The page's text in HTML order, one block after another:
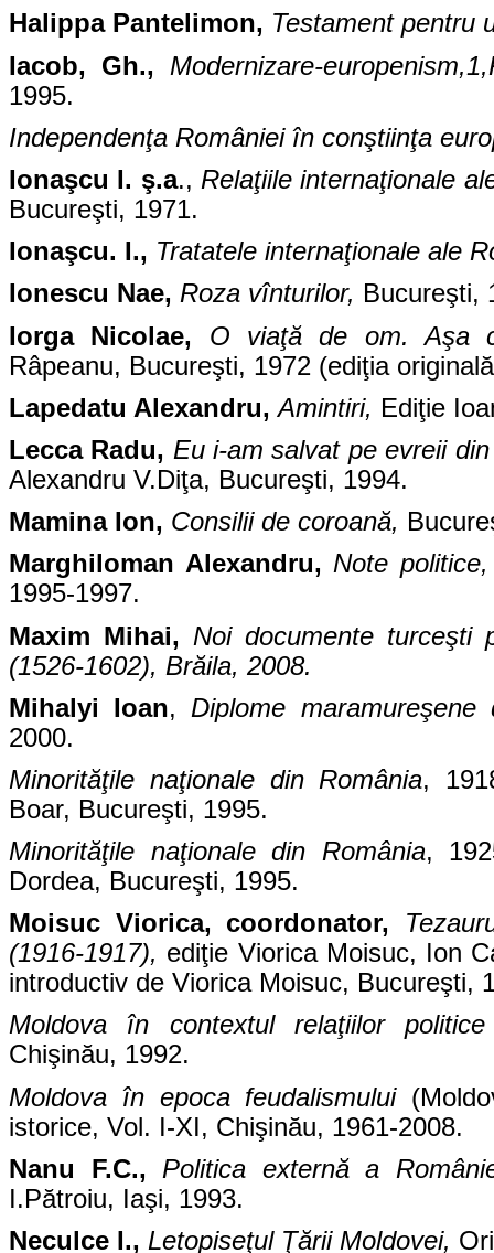
Halippa Pantelimon, Testament pentru
Iacob, Gh., Modernizare-
1995.
Independenţa României în conştiinţa
Ionaşcu I. ş.a., Relaţiile internaţionale
Bucureşti, 1971.
Ionaşcu. I., Tratatele internaţionale ale
Ionescu Nae, Roza vînturilor, Bucureşti,
Iorga Nicolae, O viaţă de om. Aşa
Râpeanu, Bucureşti, 1972 (ediţia
Lapedatu Alexandru,Amintiri, Ediţie
Lecca Radu, Eu i-am salvat pe evreii
Alexandru V.Diţa, Bucureşti, 1994.
Mamina Ion, Consilii de coroană,
Marghiloman Alexandru,Note
1995-1997.
Maxim Mihai, Noi documente turceşti
(1526-1602), Brăila, 2008.
Mihalyi Ioan, Diplome
2000.
Minorităţile naţionale din România,
Boar, Bucureşti, 1995.
Minorităţile naţionale din România,
Dordea, Bucureşti, 1995.
Moisuc Viorica, coordonator,
(1916-1917), ediţie Viorica Moisuc, Ion
introductiv de Viorica Moisuc, Bucureşti,
Moldova în contextul relaţiilor
Chişinău, 1992.
Moldova în epoca feudalismului
istorice, Vol. I-XI, Chişinău, 1961-2008.
Nanu F.C.,
Politica externă a
I.Pătroiu, Iaşi, 1993.
Neculce I., Letopiseţul Ţării Moldovei,